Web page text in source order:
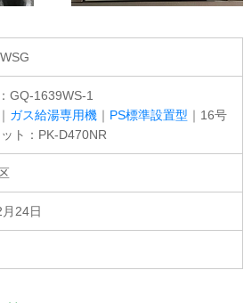
GQ-1639WS-1
｜ ガス給湯専用機 ｜ PS標準設置型 ｜16号
ト：PK-D470NR
24日